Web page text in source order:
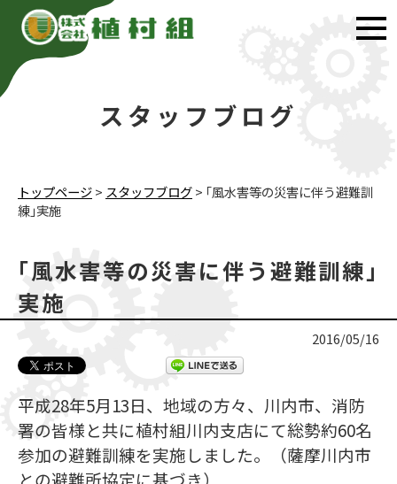
スタッフブログ
トップページ> スタッフブログ> ｢風水害等の災害に伴う避難訓
練｣実施
｢風水害等の災害に伴う避難訓練｣
実施
2016/05/16
平成28年5月13日、地域の方々、川内市、消防
署の皆様と共に植村組川内支店にて総勢約60名
参加の避難訓練を実施しました。（薩摩川内市
との避難所協定に基づき）